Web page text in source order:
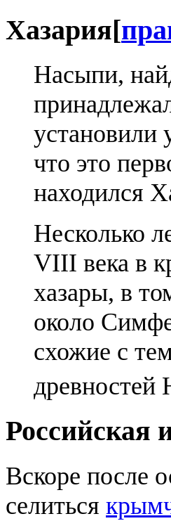
Хазария[
Насыпи,
установили
что это
находился
Несколько
VIII века в
хазары, в
около
схожие с
Российская
Вскоре после
селиться